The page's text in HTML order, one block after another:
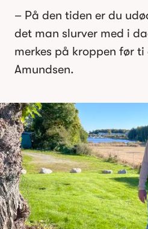
– På den tiden er du
det man slurver med i
merkes på kroppen før ti
Amundsen.